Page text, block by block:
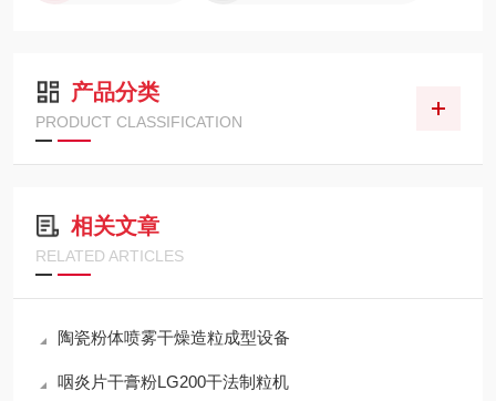
产品分类
PRODUCT CLASSIFICATION
相关文章
RELATED ARTICLES
陶瓷粉体喷雾干燥造粒成型设备
咽炎片干膏粉LG200干法制粒机